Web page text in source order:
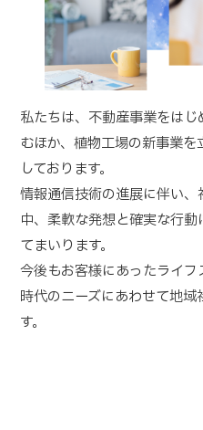
私たちは、不動産事業をは
むほか、植物工場の新事業
しております。
情報通信技術の進展に伴い、
中、柔軟な発想と確実な行
てまいります。
今後もお客様にあったライフ
時代のニーズにあわせて地
す。